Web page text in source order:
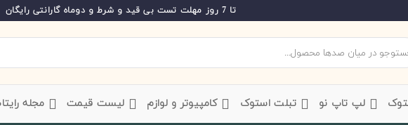
تا 7 روز مهلت تست بی قید و شرط و دوماه گارانتی رایگان
‌لپ تاپ نو ‌ تبلت استوک ‌ کامپیوتر و لوازم ‌ لیست قیمت مجله